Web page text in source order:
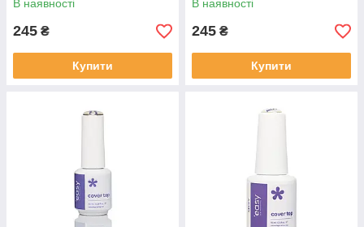
В наявності
245 ₴
Купити
В наявності
245 ₴
Купити